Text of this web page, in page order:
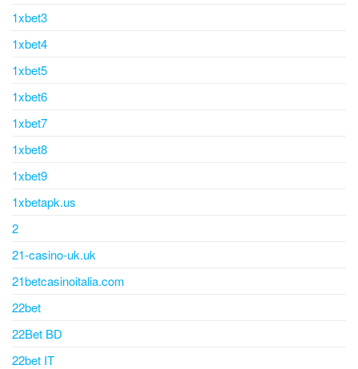
1xbet3
1xbet4
1xbet5
1xbet6
1xbet7
1xbet8
1xbet9
1xbetapk.us
2
21-casino-uk.uk
21betcasinoitalia.com
22bet
22Bet BD
22bet IT